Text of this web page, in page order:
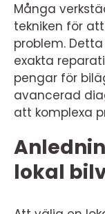
Många
tekniken för
problem.
exakta
pengar för
avancerad
att komplexa
lokal